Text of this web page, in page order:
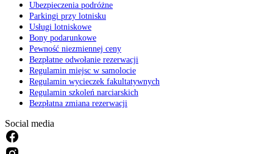
Ubezpieczenia podróżne
Parkingi przy lotnisku
Usługi lotniskowe
Bony podarunkowe
Pewność niezmiennej ceny
Bezpłatne odwołanie rezerwacji
Regulamin miejsc w samolocie
Regulamin wycieczek fakultatywnych
Regulamin szkoleń narciarskich
Bezpłatna zmiana rezerwacji
Social media